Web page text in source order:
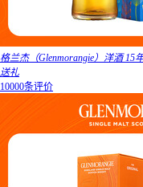
格兰杰（Glenmorangie）洋酒
送礼
10000条评价